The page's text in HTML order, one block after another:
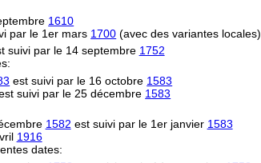
1610
par le 1er mars 1700 (avec des variantes locales)
suivi par le 14 septembre 1752
est suivi par le 16 octobre 1583
suivi par le 25 décembre 1583
1582 est suivi par le 1er janvier 1583
1916
dates: